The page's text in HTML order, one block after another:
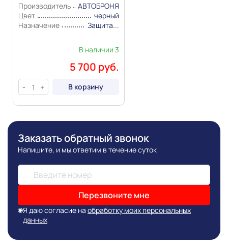
Производитель
АВТОБРОНЯ
Цвет
черный
Назначение
Защита...
В наличии 3
5 700 руб.
- + В корзину
Заказать обратный звонок
Напишите, и мы ответим в течение суток
Перезвоните мне
Я даю согласие на обработку моих персональных
данных